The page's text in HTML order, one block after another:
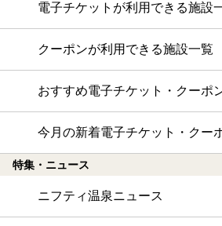
電子チケットが利用できる施設
クーポンが利用できる施設一覧
おすすめ電子チケット・クーポ
今月の新着電子チケット・クー
特集・ニュース
ニフティ温泉ニュース